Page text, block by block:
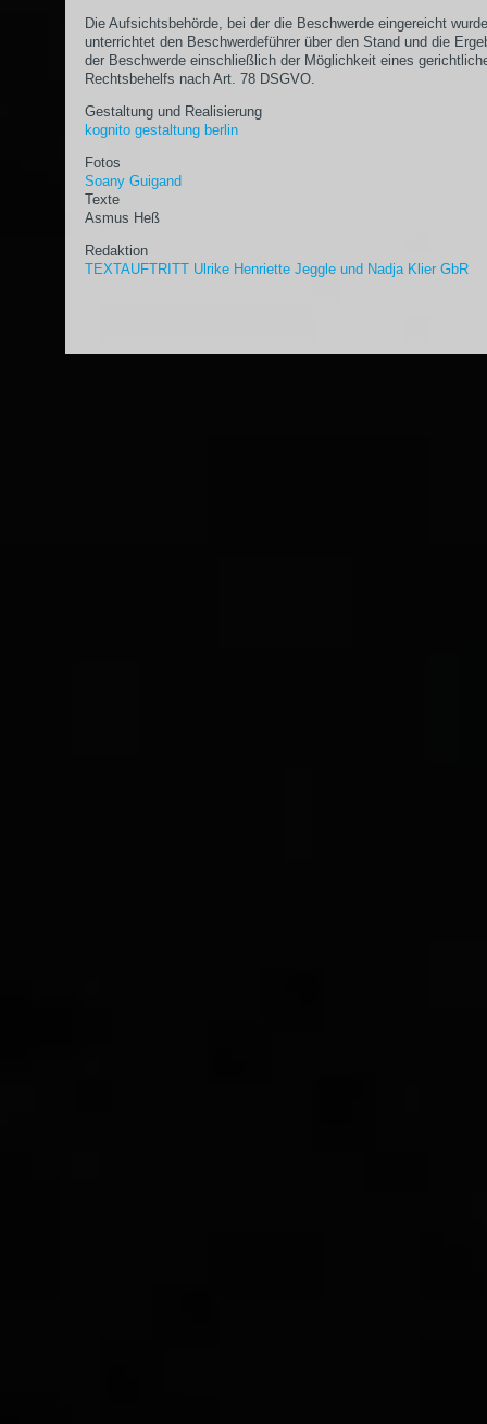
Die Aufsichtsbehörde, bei der die Beschwerde eingereicht
unterrichtet den Beschwerdeführer über den Stand und die
der Beschwerde einschließlich der Möglichkeit eines
Rechtsbehelfs nach Art. 78 DSGVO.
Gestaltung und Realisierung
kognito gestaltung berlin
Fotos
Soany Guigand
Texte
Asmus Heß
Redaktion
TEXTAUFTRITT Ulrike Henriette Jeggle und Nadja Klier GbR